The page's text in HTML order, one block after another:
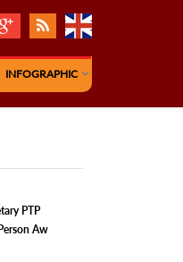
INFOGRAPHIC
PTP
Aw